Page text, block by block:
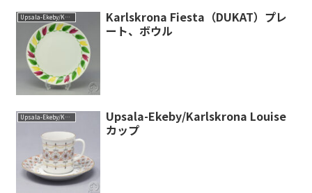
Upsala-Ekeby/Karlskrona
Karlskrona Fiesta（DUKAT）プレ
ート、ボウル
Upsala-Ekeby/Karlskrona
Upsala-Ekeby/Karlskrona Louise
カップ